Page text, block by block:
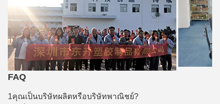
FAQ
1คุณเป็นบริษัทผลิตหรือบริษัทพาณิชย์?